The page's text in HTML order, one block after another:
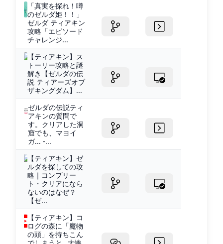
「真実を探れ！噂
のゼルダ姫！！」
ゼルダ ティアキン
攻略「エピソード
チャレンジ...
【ティアキン】ス
トーリー攻略と謎
解き【ゼルダの伝
説 ティアーズオブ
ザキングダム】...
ゼルダの伝説ティ
アキンの質問で
す。クリアした洞
窟でも、マヨイ
ガ... -...
【ティアキン】ゼ
ルダを探しての攻
略｜コンプリー
ト・クリアになら
ないのはなぜ？
【ゼ...
【ティアキン】コ
ログの森に「魔物
の頭」を持ちこん